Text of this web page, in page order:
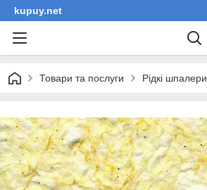
kupuy.net
Товари та послуги Рідкі шпалери